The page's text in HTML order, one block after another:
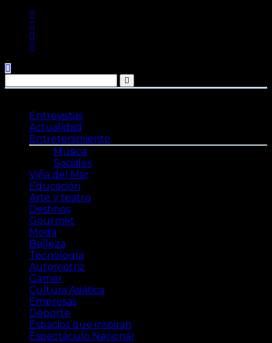
contenido
Entrevistas
Actualidad
Entretenimiento
Música
Sociales
Viña del Mar
Educación
Arte y teatro
Destinos
Gourmet
Moda
Belleza
Tecnología
Automotriz
Gamer
Cultura Asiática
Empresas
Deporte
Espacios que inspiran
Espectáculo Nacional